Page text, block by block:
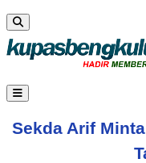
Sekda Arif